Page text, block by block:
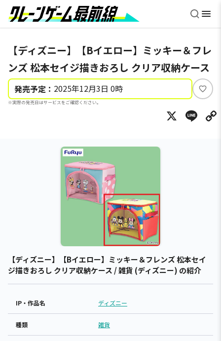
【ディズニー】【Bイエロー】ミッキー＆フレ
ンズ 松本セイジ描きおろし クリア収納ケース
発売予定： 2025年12月3日 0時
※実際の発売日はサービスをご確認ください。
い
ね
X
【ディズニー】【Bイエロー】ミッキー＆フレンズ 松本セイ
ジ描きおろし クリア収納ケース / 雑貨 (ディズニー) の紹介
IP・作品名 ディズニー
種類 雑貨